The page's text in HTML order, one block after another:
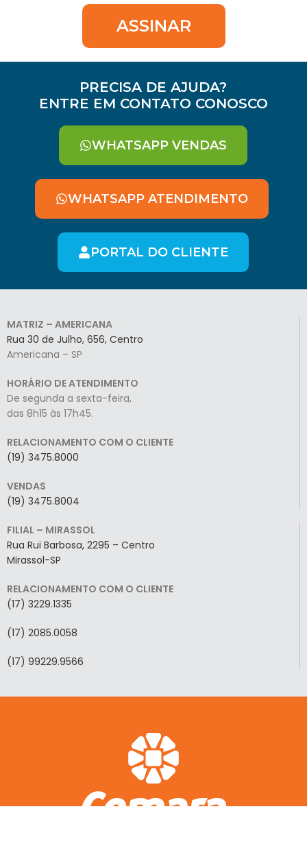
ASSINAR
PRECISA DE AJUDA?
ENTRE EM CONTATO CONOSCO
WHATSAPP VENDAS
WHATSAPP ATENDIMENTO
PORTAL DO CLIENTE
MATRIZ – AMERICANA
Rua 30 de Julho, 656, Centro
Americana – SP
HORÁRIO DE ATENDIMENTO
De segunda a sexta-feira,
das 8h15 às 17h45.
RELACIONAMENTO COM O CLIENTE
(19) 3475.8000
VENDAS
(19) 3475.8004
FILIAL – MIRASSOL
Rua Rui Barbosa, 2295 – Centro
Mirassol-SP
RELACIONAMENTO COM O CLIENTE
(17) 3229.1335
(17) 2085.0058
(17) 99229.9566